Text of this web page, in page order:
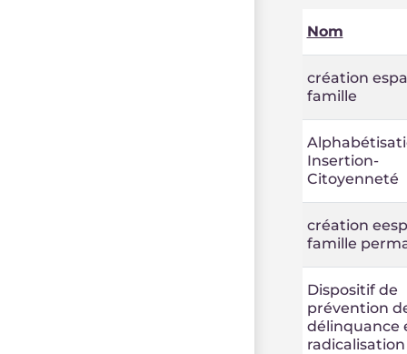
Nom
création
famille
Insertion-
Citoyenneté
création
famille
Dispositif de
prévention
délinquance
radicalisation